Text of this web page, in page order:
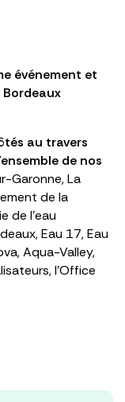
événement et
Bordeaux
au travers
de nos
Garonne, La
de la
de l’eau
Eau 17, Eau
Aqua-Valley,
l’Office